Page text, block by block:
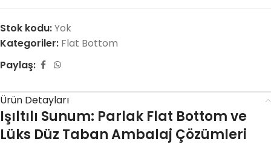
Stok kodu:Yok
Kategoriler: Flat Bottom
Paylaş:
Ürün Detayları
Işıltılı Sunum: Parlak Flat Bottom ve
Lüks Düz Taban Ambalaj Çözümleri